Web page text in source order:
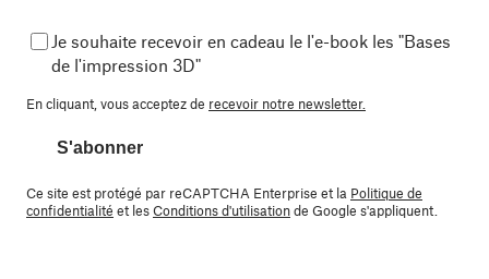
Je souhaite recevoir en cadeau le l'e-book les "Bases
de l'impression 3D"
En cliquant, vous acceptez de recevoir notre newsletter.
S'abonner
Ce site est protégé par reCAPTCHA Enterprise et la Politique de
confidentialité et lesConditions d'utilisationde Google s'appliquent.